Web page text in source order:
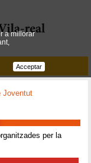
Joventut
per la
a millorar
Acceptar